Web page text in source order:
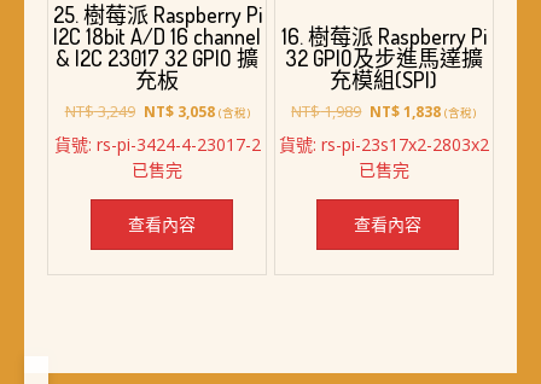
25. 樹莓派 Raspberry Pi
I2C 18bit A/D 16 channel
& I2C 23017 32 GPIO 擴
充板
NT$3,249 原
價
格：
NT$ 3,249。
NT$3,058目
價
NT$ 3,058。
(含稅)
貨號: rs-pi-3424-4-23017-2
已售完
查看內容
16. 樹莓派 Raspberry Pi
32 GPIO及步進馬達擴
充模組(SPI)
NT$1,989 原
價
格：
NT$ 1,989。
NT$1,838目
價
NT$ 1,838。
(含稅)
貨號: rs-pi-23s17x2-2803x2
已售完
查看內容